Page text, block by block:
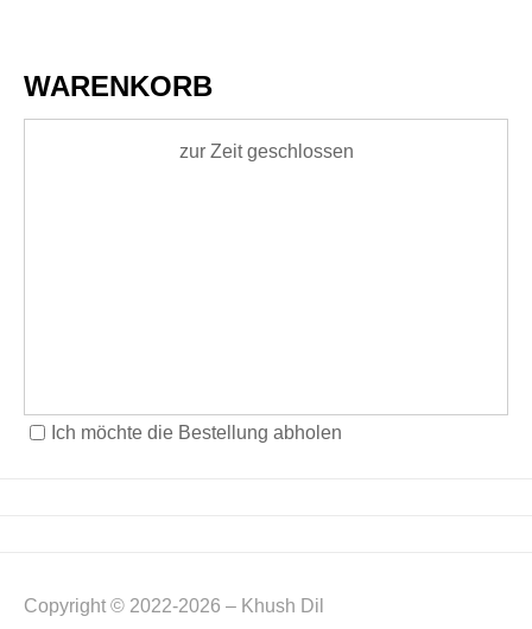
WARENKORB
zur Zeit geschlossen
Ich möchte die Bestellung abholen
Copyright © 2022-2026 – Khush Dil